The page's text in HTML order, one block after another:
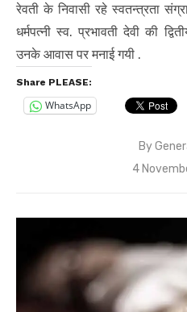
रेवती के निवासी रहे स्वतन्त्रता
धर्मपत्नी स्व. प्रभावती देवी की
उनके आवास पर मनाई गयी .
Share PLEASE:
WhatsApp
By
Posted
4